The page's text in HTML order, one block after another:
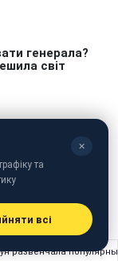
развенчала
✕
та
всі